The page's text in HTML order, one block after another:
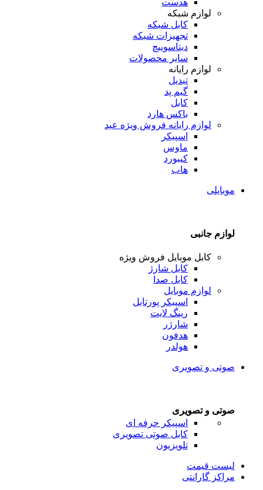
لوازم شبکه
کابل شبکه
تجهیزات شبکه
دیتاسوییچ
سایر محصولات
لوازم رایانه
تبدیل
گیم پد
کابل
باکس هارد
لوازم رایانه فروش ویژه عید
اسپیکر
ماوس
کیبورد
هاب
موبایلی
لوازم جانبی
کابل موبایل فروش ویژه
کابل شارژ
کابل صدا
لوازم موبایل
اسپیکر پورتابل
رینگ لایت
شارژر
هدفون
هولدر
صوتی و تصویری
صوتی و تصویری
اسپیکر حرفه ای
کابل صوتی تصویری
تلویزیون
لیست قیمت
مراکز گارانتی